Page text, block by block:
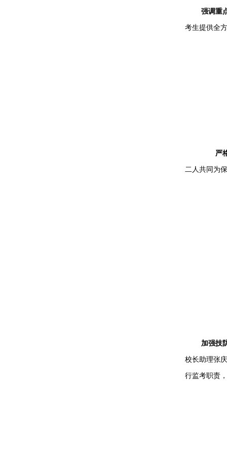
强调重
考生提供全
严格
二人共同为
加强技
校长助理张
行监考职责